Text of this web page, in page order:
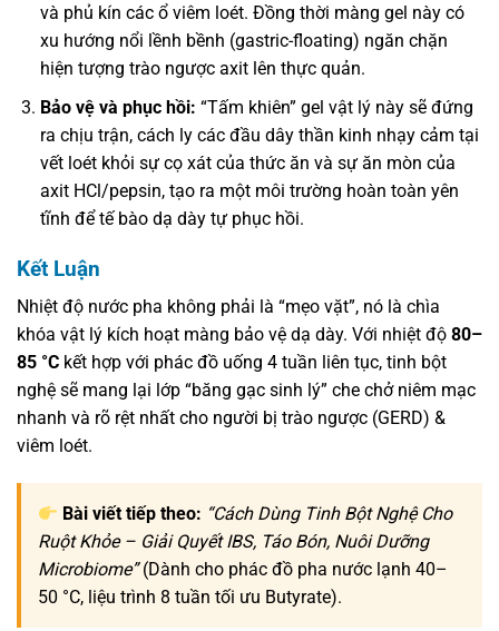
và phủ kín các ổ viêm loét. Đồng thời màng gel này có
xu hướng nổi lềnh bềnh (gastric-floating) ngăn chặn
hiện tượng trào ngược axit lên thực quản.
Bảo vệ và phục hồi: “Tấm khiên” gel vật lý này sẽ đứng
ra chịu trận, cách ly các đầu dây thần kinh nhạy cảm tại
vết loét khỏi sự cọ xát của thức ăn và sự ăn mòn của
axit HCl/pepsin, tạo ra một môi trường hoàn toàn yên
tĩnh để tế bào dạ dày tự phục hồi.
Kết Luận
Nhiệt độ nước pha không phải là “mẹo vặt”, nó là chìa
khóa vật lý kích hoạt màng bảo vệ dạ dày. Với nhiệt độ 80–
85 °C kết hợp với phác đồ uống 4 tuần liên tục, tinh bột
nghệ sẽ mang lại lớp “băng gạc sinh lý” che chở niêm mạc
nhanh và rõ rệt nhất cho người bị trào ngược (GERD) &
viêm loét.
Bài viết tiếp theo: “Cách Dùng Tinh Bột Nghệ Cho
Ruột Khỏe – Giải Quyết IBS, Táo Bón, Nuôi Dưỡng
Microbiome”(Dành cho phác đồ pha nước lạnh 40–
50 °C, liệu trình 8 tuần tối ưu Butyrate).